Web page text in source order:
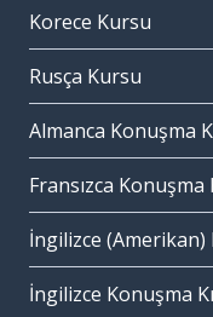
Korece Kursu
Rusça Kursu
Almanca Konuşma
Fransızca Konuşma
İngilizce (Amerikan)
İngilizce Konuşma